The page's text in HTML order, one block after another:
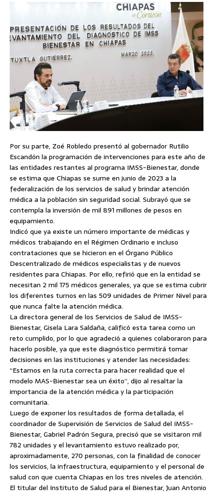
Por su parte, Zoé Robledo presentó al gobernador Rutilio
Escandón la programación de intervenciones para este año de
las entidades restantes al programa IMSS-Bienestar, donde
se estima que Chiapas se sume en junio de 2023 a la
federalización de los servicios de salud y brindar atención
médica a la población sin seguridad social. Subrayó que se
contempla la inversión de mil 891 millones de pesos en
equipamiento.
Indicó que ya existe un número importante de médicas y
médicos trabajando en el Régimen Ordinario e incluso
contrataciones que se hicieron en el Órgano Público
Descentralizado de médicos especialistas y de nuevos
residentes para Chiapas. Por ello, refirió que en la entidad se
necesitan 2 mil 175 médicos generales, ya que se estima cubrir
los diferentes turnos en las 509 unidades de Primer Nivel para
que nunca falte la atención médica.
La directora general de los Servicios de Salud de IMSS-
Bienestar, Gisela Lara Saldaña, calificó esta tarea como un
reto cumplido, por lo que agradeció a quienes colaboraron para
hacerlo posible, ya que este diagnóstico permitirá tomar
decisiones en las instituciones y atender las necesidades:
“Estamos en la ruta correcta para hacer realidad que el
modelo MAS-Bienestar sea un éxito”, dijo al resaltar la
importancia de la atención médica y la participación
comunitaria.
Luego de exponer los resultados de forma detallada, el
coordinador de Supervisión de Servicios de Salud del IMSS-
Bienestar, Gabriel Padrón Segura, precisó que se visitaron mil
782 unidades y el levantamiento estuvo realizado por,
aproximadamente, 270 personas, con la finalidad de conocer
los servicios, la infraestructura, equipamiento y el personal de
salud con que cuenta Chiapas en los tres niveles de atención.
El titular del Instituto de Salud para el Bienestar, Juan Antonio